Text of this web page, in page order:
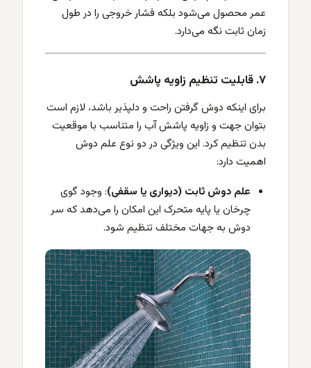
عمر محصول می‌شود بلکه فشار خروجی را در طول
زمان ثابت نگه می‌دارد.
۷. قابلیت تنظیم زاویه پاشش
برای اینکه دوش گرفتن راحت و دلپذیر باشد، لازم است
بتوان جهت و زاویه پاشش آب را متناسب با موقعیت
بدن تنظیم کرد. این ویژگی در دو نوع علم دوش
اهمیت دارد:
علم دوش ثابت (دیواری یا سقفی): وجود گوی
چرخان یا پایه متحرک این امکان را می‌دهد که سر
دوش به جهات مختلف تنظیم شود.